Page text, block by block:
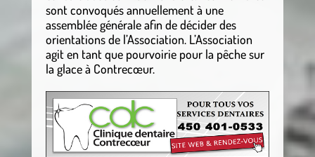
sont convoqués annuellement à une
assemblée générale afin de décider des
orientations de l’Association. L’Association
agit en tant que pourvoirie pour la pêche sur
la glace à Contrecœur.